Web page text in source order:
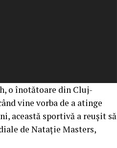
o înotătoare din Cluj-
vine vorba de a atinge
această sportivă a reușit să
de Natație Masters,